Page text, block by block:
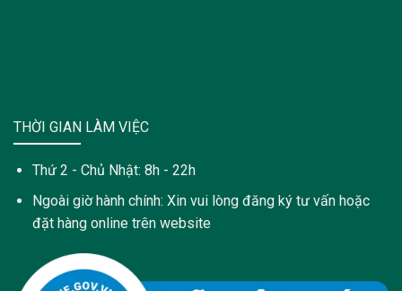
THỜI GIAN LÀM VIỆC
Thứ 2 - Chủ Nhật: 8h - 22h
Ngoài giờ hành chính: Xin vui lòng đăng ký tư vấn hoặc
đặt hàng online trên website